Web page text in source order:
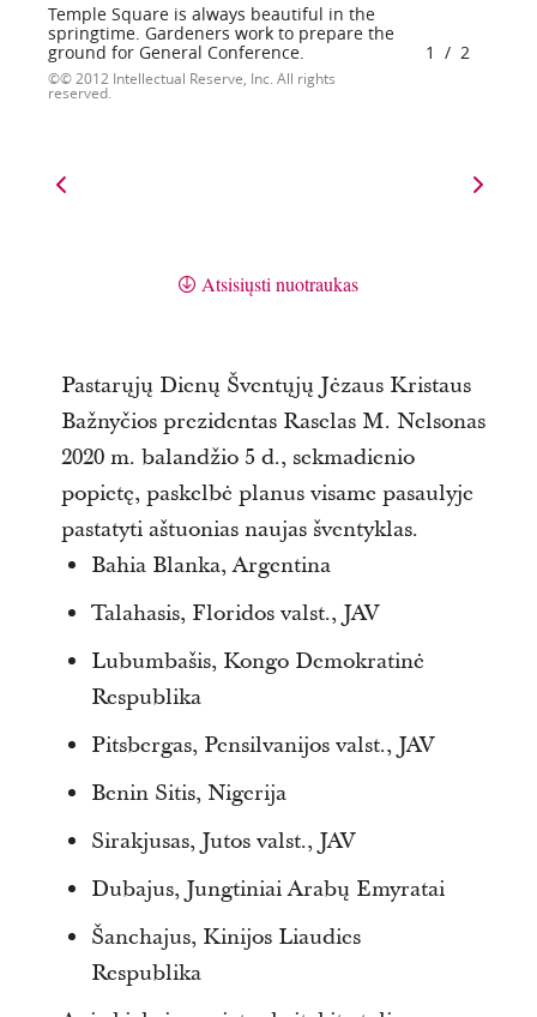
Temple Square is always beautiful in the
springtime. Gardeners work to prepare the
ground for General Conference.
© 2012 Intellectual Reserve, Inc. All rights
reserved.
1 / 2
Atsisiųsti nuotraukas
Pastarųjų Dienų Šventųjų Jėzaus Kristaus
Bažnyčios prezidentas Raselas M. Nelsonas
2020 m. balandžio 5 d., sekmadienio
popietę, paskelbė planus visame pasaulyje
pastatyti aštuonias naujas šventyklas.
Bahia Blanka, Argentina
Talahasis, Floridos valst., JAV
Lubumbašis, Kongo Demokratinė
Respublika
Pitsbergas, Pensilvanijos valst., JAV
Benin Sitis, Nigerija
Sirakjusas, Jutos valst., JAV
Dubajus, Jungtiniai Arabų Emyratai
Šanchajus, Kinijos Liaudies
Respublika